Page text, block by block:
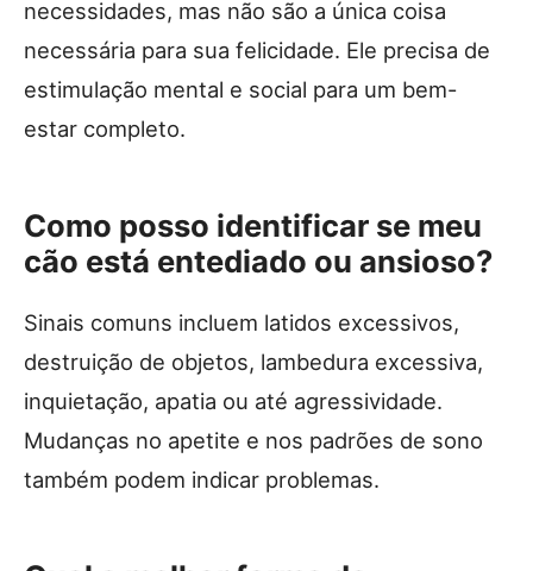
necessidades, mas não são a única coisa
necessária para sua felicidade. Ele precisa de
estimulação mental e social para um bem-
estar completo.
Como posso identificar se meu
cão está entediado ou ansioso?
Sinais comuns incluem latidos excessivos,
destruição de objetos, lambedura excessiva,
inquietação, apatia ou até agressividade.
Mudanças no apetite e nos padrões de sono
também podem indicar problemas.